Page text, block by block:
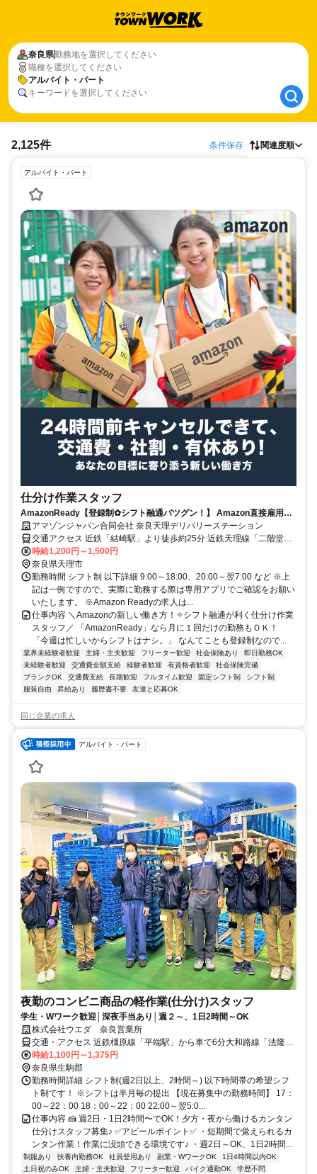
奈良県勤務地を選択してください
職種を選択してください
アルバイト・パート
キーワードを選択してください
奈良県
アルバイト・パート
2,125件 条件保存 関連度順
アルバイト・パート
仕分け作業スタッフ
AmazonReady【登録制✿シフト融通バツグン！】 Amazon直接雇用の
レア求人！自分のペースでシフトIN♪未経験OK◎服装・髪型・髪色自
由！
アマゾンジャパン合同会社 奈良天理デリバリーステーション
交通アクセス 近鉄「結崎駅」より徒歩約25分 近鉄天理線「二階堂
駅」より徒歩約28分 ※シャトルバス運行なし ※自転車通勤可 ※車通
勤可、バイク通勤不可
時給1,200円～1,500円
奈良県天理市
勤務時間 シフト制 以下詳細 9:00～18:00、20:00～翌7:00 など ※上
記は一例ですので、実際に勤務する際は専用アプリでご確認をお願い
いたします。 ※Amazon Readyの求人は...
仕事内容 ＼Amazonの新しい働き方！✧シフト融通が利く仕分け作業
スタッフ／ 「AmazonReady」なら月に１回だけの勤務もＯＫ！
「今週は忙しいからシフトはナシ。」 なんてことも登録制なので...
業界未経験者歓迎 主婦・主夫歓迎 フリーター歓迎 社会保険あり
即日勤務OK
未経験者歓迎
交通費全額支給 経験者歓迎 有資格者歓迎
社会保険完備
ブランクOK
交通費支給 長期歓迎 フルタイム歓迎 固定シフト制
シフト制
服装自由
昇給あり 履歴書不要 友達と応募OK
同じ企業の求人
アルバイト・パート
夜勤のコンビニ商品の軽作業(仕分け)スタッフ
学生・Wワーク歓迎│深夜手当あり│週２～、1日2時間～OK
株式会社ウエダ 奈良営業所
交通・アクセス 近鉄橿原線「平端駅」から車で6分大和路線「法隆寺
駅」から車で9分※車・バイク・自転車通勤OK
時給1,100円～1,375円
奈良県生駒郡
勤務時間詳細 シフト制(週2日以上、2時間～) 以下時間帯の希望シフ
ト制です！ ※シフトは半月毎の提出 【現在募集中の勤務時間】 17：
00～22：00 18：00～22：00 22:00～翌5:0...
仕事内容 🍰 週2日・1日2時間〜でOK！夕方・夜から働けるカンタン
仕分けスタッフ募集♪ ✅アピールポイント✅ ・短期間で覚えられるカ
ンタン作業！作業に没頭できる環境です♪ ・週2日～OK、1日2時間...
制服あり 扶養内勤務OK 社員登用あり 副業・WワークOK
1日4時間以内OK
土日祝のみOK
主婦・主夫歓迎 フリーター歓迎 バイク通勤OK
学歴不問